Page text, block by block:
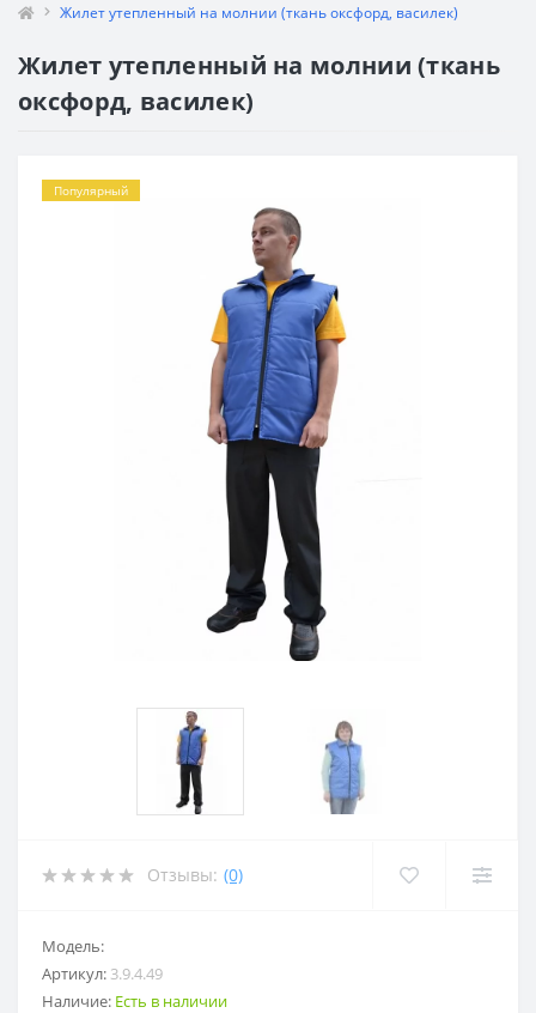
Жилет утепленный на молнии (ткань оксфорд, василек)
Жилет утепленный на молнии (ткань
оксфорд, василек)
Популярный
Отзывы: (0)
Модель:
Артикул: 3.9.4.49
Наличие: Есть в наличии